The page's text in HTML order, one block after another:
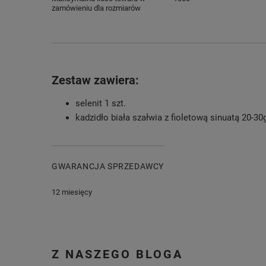
zamówieniu dla rozmiarów
Zestaw zawiera:
selenit 1 szt.
kadzidło biała szałwia z fioletową sinuatą 20-
GWARANCJA SPRZEDAWCY
12 miesięcy
Z NASZEGO BLOGA